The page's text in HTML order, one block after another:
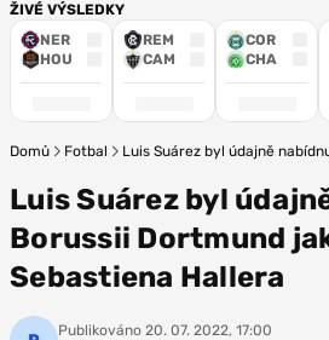
ŽIVÉ VÝSLEDKY
NER
HOU
REM
CAM
COR
CHA
Domů Fotbal Luis Suárez byl údajně
Luis Suárez byl
Borussii Dortmund
Sebastiena Hallera
Publikováno 20. 07. 2022, 17:00